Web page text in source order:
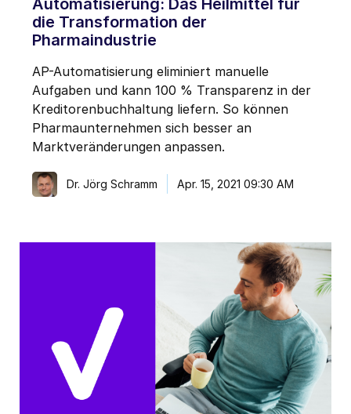
die Transformation der
Pharmaindustrie
AP-Automatisierung eliminiert manuelle
Aufgaben und kann 100 % Transparenz in der
Kreditorenbuchhaltung liefern. So können
Pharmaunternehmen sich besser an
Marktveränderungen anpassen.
Dr. Jörg Schramm Apr. 15, 2021 09:30 AM